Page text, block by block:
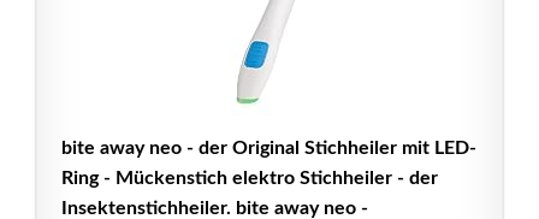
bite away neo - der Original Stichheiler mit LED-
Ring - Mückenstich elektro Stichheiler - der
Insektenstichheiler. bite away neo -